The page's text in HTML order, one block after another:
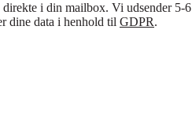
i din mailbox. Vi udsender 5-6
dine data i henhold til GDPR.